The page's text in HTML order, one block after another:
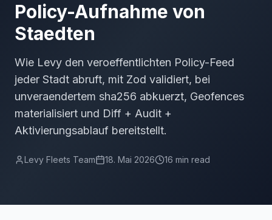
Policy-Aufnahme von
Staedten
Wie Levy den veroeffentlichten Policy-Feed
jeder Stadt abruft, mit Zod validiert, bei
unveraendertem sha256 abkuerzt, Geofences
materialisiert und Diff + Audit +
Aktivierungsablauf bereitstellt.
Levy Fleets Team 18. Mai 2026 16 min read